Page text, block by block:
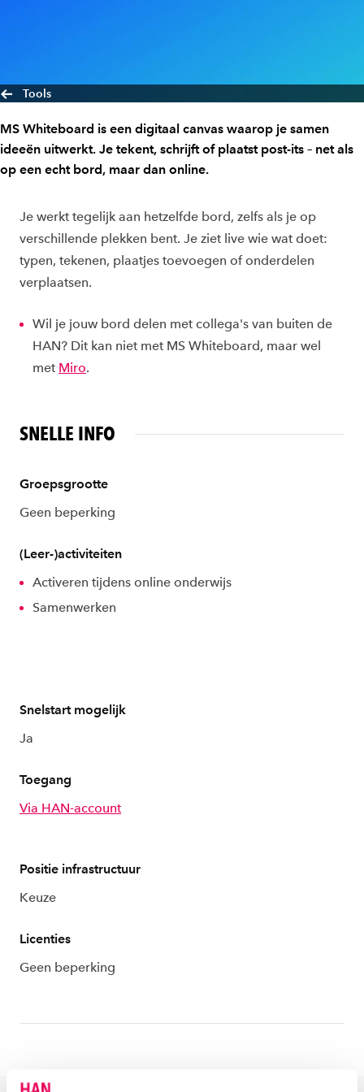
Tools
MS Whiteboard is een digitaal canvas waarop je samen
ideeën uitwerkt. Je tekent, schrijft of plaatst post-its – net als
op een echt bord, maar dan online.
Je werkt tegelijk aan hetzelfde bord, zelfs als je op
verschillende plekken bent. Je ziet live wie wat doet:
typen, tekenen, plaatjes toevoegen of onderdelen
verplaatsen.
Wil je jouw bord delen met collega's van buiten de
HAN? Dit kan niet met MS Whiteboard, maar wel
met Miro.
SNELLE INFO
Groepsgrootte
Geen beperking
(Leer-)activiteiten
Activeren tijdens online onderwijs
Samenwerken
Snelstart mogelijk
Ja
Toegang
Via HAN-account
Positie infrastructuur
Keuze
Licenties
Geen beperking